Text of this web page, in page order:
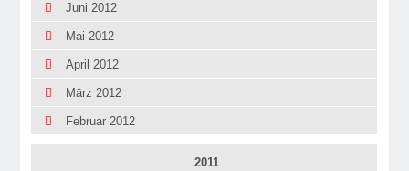
Juni 2012
Mai 2012
April 2012
März 2012
Februar 2012
2011